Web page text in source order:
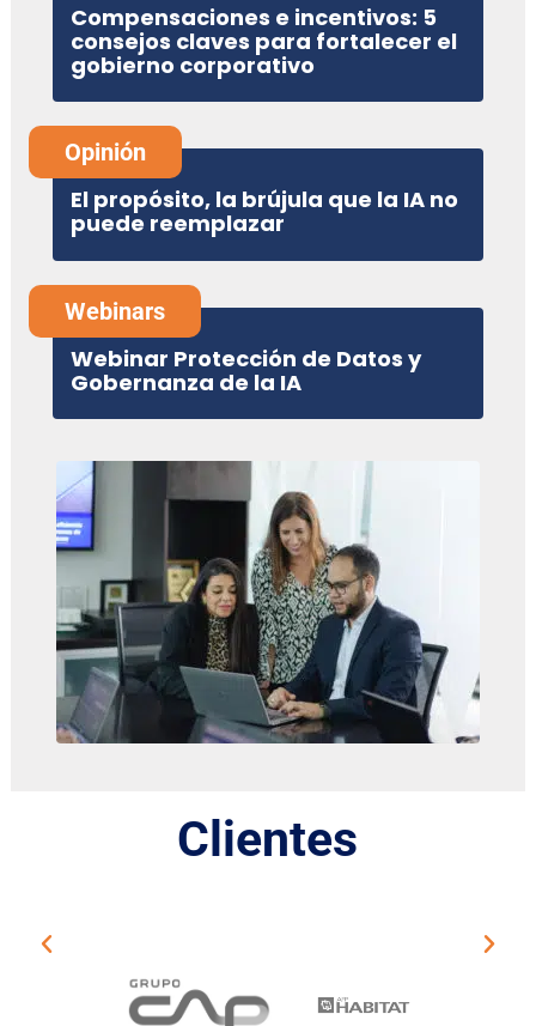
Compensaciones e incentivos: 5
consejos claves para fortalecer el
gobierno corporativo
Opinión
El propósito, la brújula que la IA no
puede reemplazar
Webinars
Webinar Protección de Datos y
Gobernanza de la IA
Clientes